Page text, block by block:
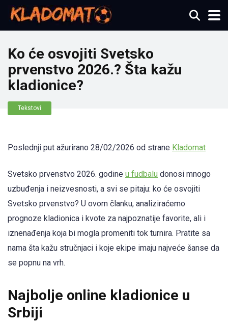
Ko će osvojiti Svetsko
prvenstvo 2026.? Šta kažu
kladionice?
Tekstovi
Poslednji put ažurirano 28/02/2026 od strane Kladomat
Svetsko prvenstvo 2026. godine u fudbalu donosi mnogo
uzbuđenja i neizvesnosti, a svi se pitaju: ko će osvojiti
Svetsko prvenstvo? U ovom članku, analiziraćemo
prognoze kladionica i kvote za najpoznatije favorite, ali i
iznenađenja koja bi mogla promeniti tok turnira. Pratite sa
nama šta kažu stručnjaci i koje ekipe imaju najveće šanse da
se popnu na vrh.
Najbolje online kladionice u
Srbiji